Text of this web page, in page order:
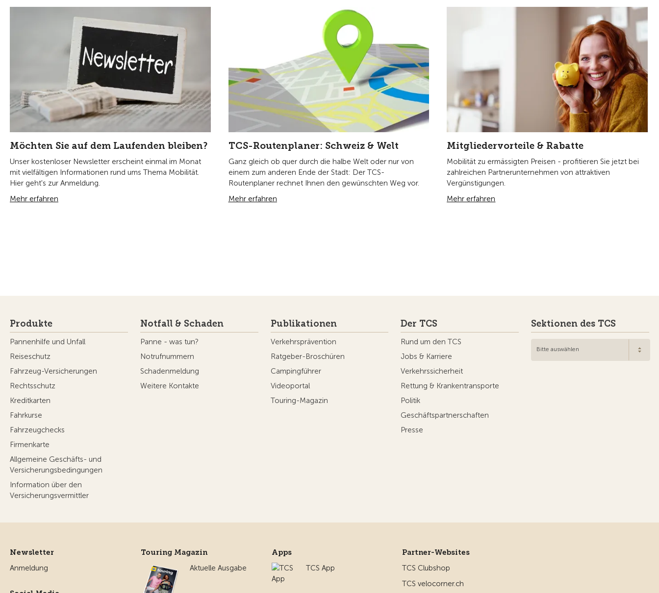
Möchten Sie auf dem Laufenden bleiben?
Unser kostenloser Newsletter erscheint einmal im Monat
mit vielfältigen Informationen rund ums Thema Mobilität.
Hier geht's zur Anmeldung.
Mehr erfahren
TCS-Routenplaner: Schweiz & Welt
Ganz gleich ob quer durch die halbe Welt oder nur von
einem zum anderen Ende der Stadt: Der TCS-
Routenplaner rechnet Ihnen den gewünschten Weg vor.
Mehr erfahren
Mitgliedervorteile & Rabatte
Mobilität zu ermässigten Preisen - profitieren Sie jetzt bei
zahlreichen Partnerunternehmen von attraktiven
Vergünstigungen.
Mehr erfahren
Produkte
Pannenhilfe und Unfall
Reiseschutz
Fahrzeug-Versicherungen
Rechtsschutz
Kreditkarten
Fahrkurse
Fahrzeugchecks
Firmenkarte
Allgemeine Geschäfts- und
Versicherungsbedingungen
Information über den
Versicherungsvermittler
Notfall & Schaden
Panne - was tun?
Notrufnummern
Schadenmeldung
Weitere Kontakte
Publikationen
Verkehrsprävention
Ratgeber-Broschüren
Campingführer
Videoportal
Touring-Magazin
Der TCS
Rund um den TCS
Jobs & Karriere
Verkehrssicherheit
Rettung & Krankentransporte
Politik
Geschäftspartnerschaften
Presse
Sektionen des TCS
Bitte auswählen
Newsletter
Anmeldung
Touring Magazin
Aktuelle Ausgabe
Apps
TCS App
Partner-Websites
TCS Clubshop
TCS velocorner.ch